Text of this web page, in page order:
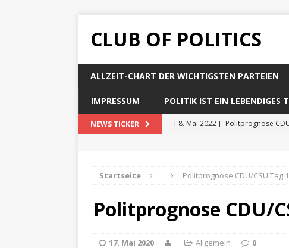
CLUB OF POLITICS
ALLZEIT-CHART DER WICHTIGSTEN PARTEIEN
IMPRESSUM POLITIK IST EIN LEBENDIGES
NEWS TICKER [ 8. Mai 2022 ] Politprognose
[ 8. Mai 2022 ]
Politprognose
Startseite Politprognose CDU/CSU Tag
Politprognose CDU/
17. Mai 2020 Allgemein 0